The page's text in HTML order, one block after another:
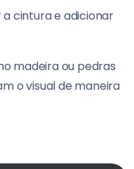
cintura e adicionar
madeira ou pedras
o visual de maneira